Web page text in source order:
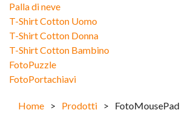
Palla di neve
T-Shirt Cotton Uomo
T-Shirt Cotton Donna
T-Shirt Cotton Bambino
FotoPuzzle
FotoPortachiavi
Home > Prodotti > FotoMousePad